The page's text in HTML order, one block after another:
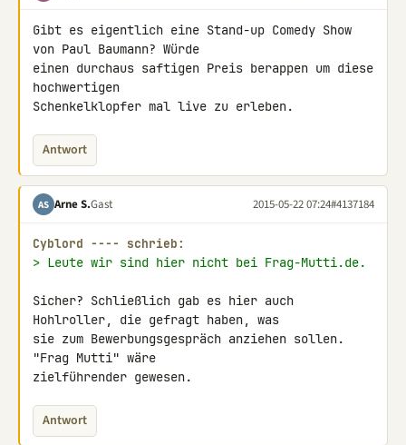
Gibt es eigentlich eine Stand-up Comedy Show
von Paul Baumann? Würde
einen durchaus saftigen Preis berappen um diese
hochwertigen
Schenkelklopfer mal live zu erleben.
Antwort
AS Arne S.Gast 2015-05-22 07:24#4137184
Cyblord ---- schrieb:
> Leute wir sind hier nicht bei Frag-Mutti.de.
Sicher? Schließlich gab es hier auch
Hohlroller, die gefragt haben, was
sie zum Bewerbungsgespräch anziehen sollen.
"Frag Mutti" wäre
zielführender gewesen.
Antwort